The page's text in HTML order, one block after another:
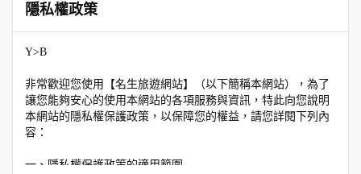
隱私權政策
Y>B
非常歡迎您使用【名生旅遊網站】（以下簡稱本網站），為了
讓您能夠安心的使用本網站的各項服務與資訊，特此向您說明
本網站的隱私權保護政策，以保障您的權益，請您詳閱下列內
容：
一、隱私權保護政策的適用範圍